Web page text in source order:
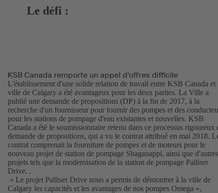
Le défi :
KSB Canada remporte un appel d'offres difficile
L'établissement d'une solide relation de travail entre KSB Canada et
ville de Calgary a été avantageux pour les deux parties. La Ville a
publié une demande de propositions (DP) à la fin de 2017, à la
recherche d'un fournisseur pour fournir des pompes et des
pour les stations de pompage d'eau existantes et nouvelles. KSB
Canada a été le soumissionnaire retenu dans ce processus rigoureux
demande de propositions, qui a vu le contrat attribué en mai 2018.
contrat comprenait la fourniture de pompes et de moteurs pour le
nouveau projet de station de pompage Shaganappi, ainsi que d'autres
projets tels que la modernisation de la station de pompage Palliser
Drive. .
« Le projet Palliser Drive nous a permis de démontrer à la ville de
Calgary les capacités et les avantages de nos pompes Omega »,